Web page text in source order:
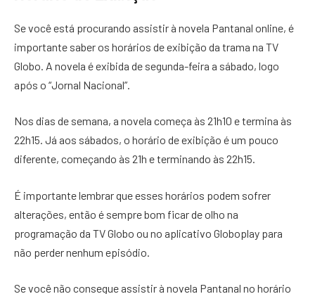
Se você está procurando assistir à novela Pantanal online, é
importante saber os horários de exibição da trama na TV
Globo. A novela é exibida de segunda-feira a sábado, logo
após o “Jornal Nacional”.
Nos dias de semana, a novela começa às 21h10 e termina às
22h15. Já aos sábados, o horário de exibição é um pouco
diferente, começando às 21h e terminando às 22h15.
É importante lembrar que esses horários podem sofrer
alterações, então é sempre bom ficar de olho na
programação da TV Globo ou no aplicativo Globoplay para
não perder nenhum episódio.
Se você não consegue assistir à novela Pantanal no horário